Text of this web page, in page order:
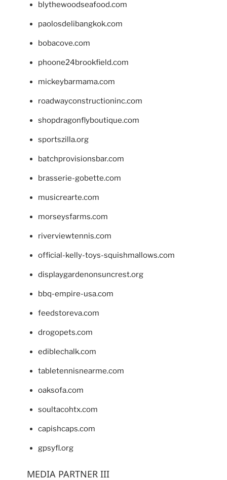
blythewoodseafood.com
paolosdelibangkok.com
bobacove.com
phoone24brookfield.com
mickeybarmama.com
roadwayconstructioninc.com
shopdragonflyboutique.com
sportszilla.org
batchprovisionsbar.com
brasserie-gobette.com
musicrearte.com
morseysfarms.com
riverviewtennis.com
official-kelly-toys-squishmallows.com
displaygardenonsuncrest.org
bbq-empire-usa.com
feedstoreva.com
drogopets.com
ediblechalk.com
tabletennisnearme.com
oaksofa.com
soultacohtx.com
capishcaps.com
gpsyfl.org
MEDIA PARTNER III